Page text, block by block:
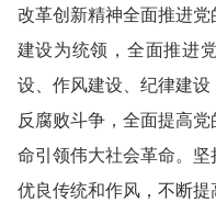
改革创新精神全面推进
建设为统领，全面推进
设、作风建设、纪律建
反腐败斗争，全面提高
命引领伟大社会革命。
优良传统和作风，不断